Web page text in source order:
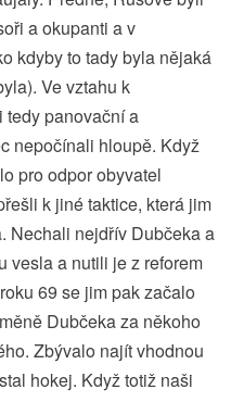
a okupanti a v
kdyby to tady byla nějaká
Ve vztahu k
panovační a
nepočínali hloupě. Když
pro odpor obyvatel
k jiné taktice, která jim
Nechali nejdřív Dubčeka a
vesla a nutili je z reforem
69 se jim pak začalo
Dubčeka za někoho
Zbývalo najít vhodnou
hokej. Když totiž naši